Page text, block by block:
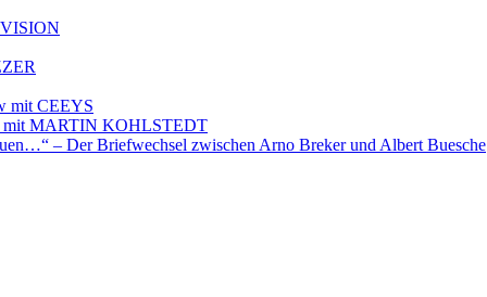
mit CEEYS
mit MARTIN KOHLSTEDT
– Der Briefwechsel zwischen Arno Breker und Albert Buesche